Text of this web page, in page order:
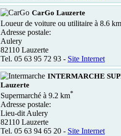
CarGo Lauzerte
Loueur de voiture ou utilitaire à 8.6 km
Adresse postale:
Aulery
82110 Lauzerte
Tel. 05 63 95 72 93 - Site Internet
INTERMARCHE
Lauzerte
Supermarché à 9.2 km*
Adresse postale:
Lieu-dit Aulery
82110 Lauzerte
Tel. 05 63 94 65 20 - Site Internet